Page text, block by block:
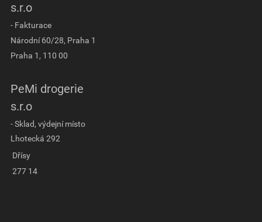
s.r.o
- Fakturace
Národní 60/28, Praha 1
Praha 1, 110 00
PeMi drogerie
s.r.o
- Sklad, výdejní místo
Lhotecká 292
Dřísy
277 14